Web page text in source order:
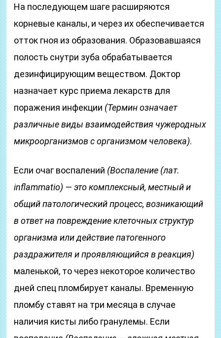
На последующем шаге расширяются
корневые каналы, и через их обеспечивается
отток гноя из образования. Образовавшаяся
полость снутри зуба обрабатывается
дезинфицирующим веществом. Доктор
назначает курс приема лекарств для
поражения инфекции (Термин означает
различные виды взаимодействия чужеродных
микроорганизмов с организмом человека).
Если очаг воспалений (Воспаление (лат.
inflammatio) — это комплексный, местный и
общий патологический процесс, возникающий
в ответ на повреждение клеточных структур
организма или действие патогенного
раздражителя и проявляющийся в реакция)
маленькой, то через некоторое количество
дней спец пломбирует каналы. Временную
пломбу ставят на три месяца в случае
наличия кисты либо гранулемы. Если